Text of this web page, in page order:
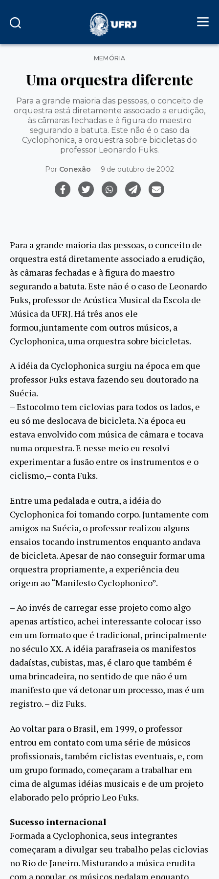
Categorias
MEMÓRIA
Uma orquestra diferente
Para a grande maioria das pessoas, o conceito de
orquestra está diretamente associado a erudição,
às câmaras fechadas e à figura do maestro
segurando a batuta. Este não é o caso da
Cyclophonica, a orquestra sobre bicicletas do
professor Leonardo Fuks.
Por Conexão 9 de outubro de 2002
Para a grande maioria das pessoas, o conceito de
orquestra está diretamente associado a erudição,
às câmaras fechadas e à figura do maestro
segurando a batuta. Este não é o caso de Leonardo
Fuks, professor de Acústica Musical da Escola de
Música da UFRJ. Há três anos ele
formou,juntamente com outros músicos, a
Cyclophonica, uma orquestra sobre bicicletas.
A idéia da Cyclophonica surgiu na época em que
professor Fuks estava fazendo seu doutorado na
Suécia.
– Estocolmo tem ciclovias para todos os lados, e
eu só me deslocava de bicicleta. Na época eu
estava envolvido com música de câmara e tocava
numa orquestra. E nesse meio eu resolvi
experimentar a fusão entre os instrumentos e o
ciclismo,– conta Fuks.
Entre uma pedalada e outra, a idéia do
Cyclophonica foi tomando corpo. Juntamente com
amigos na Suécia, o professor realizou alguns
ensaios tocando instrumentos enquanto andava
de bicicleta. Apesar de não conseguir formar uma
orquestra propriamente, a experiência deu
origem ao “Manifesto Cyclophonico”.
– Ao invés de carregar esse projeto como algo
apenas artístico, achei interessante colocar isso
em um formato que é tradicional, principalmente
no século XX. A idéia parafraseia os manifestos
dadaístas, cubistas, mas, é claro que também é
uma brincadeira, no sentido de que não é um
manifesto que vá detonar um processo, mas é um
registro. – diz Fuks.
Ao voltar para o Brasil, em 1999, o professor
entrou em contato com uma série de músicos
profissionais, também ciclistas eventuais, e, com
um grupo formado, começaram a trabalhar em
cima de algumas idéias musicais e de um projeto
elaborado pelo próprio Leo Fuks.
Sucesso internacional
Formada a Cyclophonica, seus integrantes
começaram a divulgar seu trabalho pelas ciclovias
no Rio de Janeiro. Misturando a música erudita